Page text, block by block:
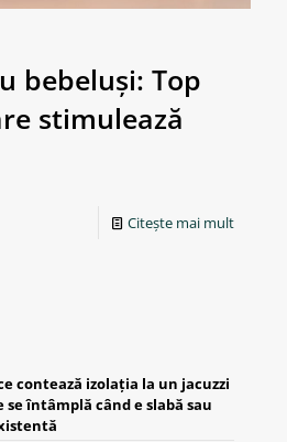
bebeluși: Top
stimulează
Citește mai mult
contează izolația la un jacuzzi
se întâmplă când e slabă sau